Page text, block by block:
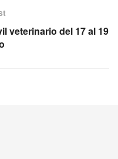
veterinario del 17 al 19